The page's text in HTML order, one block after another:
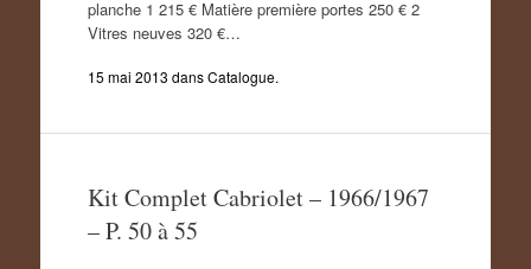
planche 1 215 € Matière première portes 250 € 2
Vitres neuves 320 €…
15 mai 2013 dansCatalogue.
Kit Complet Cabriolet – 1966/1967
– P. 50 à 55